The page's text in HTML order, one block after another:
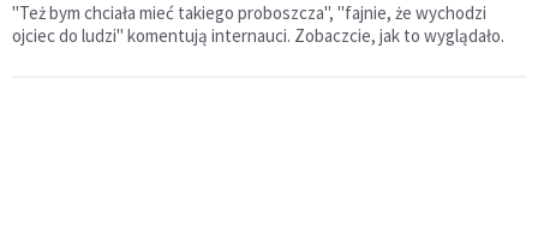
"Też bym chciała mieć takiego proboszcza", "fajnie, że wychodzi
ojciec do ludzi" komentują internauci. Zobaczcie, jak to wyglądało.